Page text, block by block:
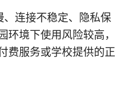
连接不稳定、隐私保
环境下使用风险较高，
费服务或学校提供的正